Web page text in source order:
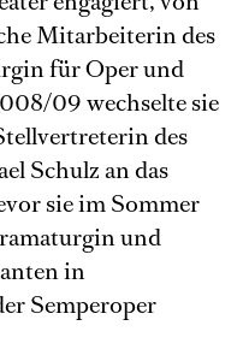
Mitarbeiterin des
für Oper und
09 wechselte sie
des
Schulz an das
sie im Sommer
und
in
Semperoper